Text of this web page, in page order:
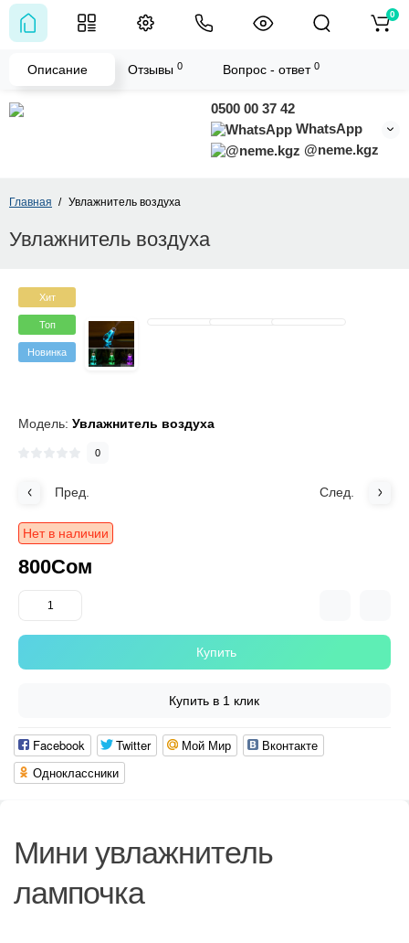
0500 00 37 42
WhatsApp
@neme.kgz
0
Главная Увлажнитель воздуха
Увлажнитель воздуха
Хит
Топ
Новинка
Модель: Увлажнитель воздуха
0
Пред. След.
Нет в наличии
800Сом
Купить
Купить в 1 клик
Facebook Twitter Мой Мир
Вконтакте
Одноклассники
Описание Отзывы 0 Вопрос - ответ 0
Мини увлажнитель
лампочка